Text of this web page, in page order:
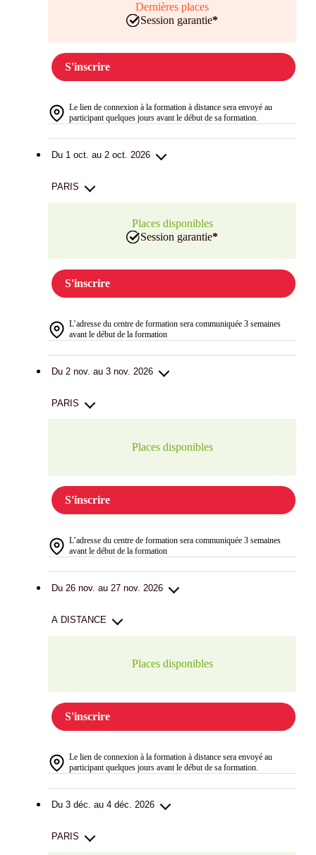
Dernières places
Session garantie*
S'inscrire
Le lien de connexion à la formation à distance sera envoyé au
participant quelques jours avant le début de sa formation.
Du 1 oct. au 2 oct. 2026
PARIS
Places disponibles
Session garantie*
S'inscrire
L’adresse du centre de formation sera communiquée 3 semaines
avant le début de la formation
Du 2 nov. au 3 nov. 2026
PARIS
Places disponibles
S'inscrire
L’adresse du centre de formation sera communiquée 3 semaines
avant le début de la formation
Du 26 nov. au 27 nov. 2026
A DISTANCE
Places disponibles
S'inscrire
Le lien de connexion à la formation à distance sera envoyé au
participant quelques jours avant le début de sa formation.
Du 3 déc. au 4 déc. 2026
PARIS